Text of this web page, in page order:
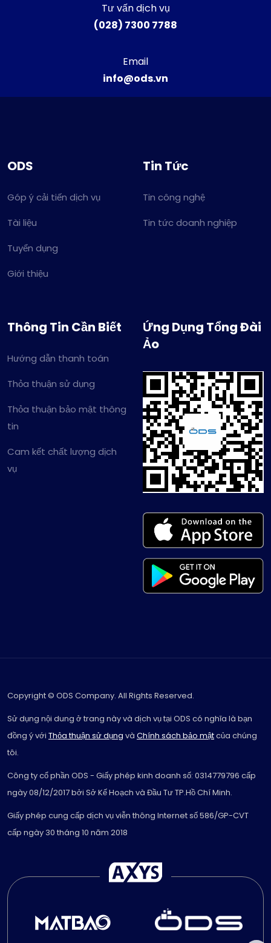
Tư vấn dịch vụ
(028) 7300 7788
Email
info@ods.vn
ODS
Góp ý cải tiến dịch vụ
Tài liệu
Tuyển dụng
Giới thiệu
Tin Tức
Tin công nghệ
Tin tức doanh nghiệp
Thông Tin Cần Biết
Hướng dẫn thanh toán
Thỏa thuận sử dụng
Thỏa thuận bảo mật thông
tin
Cam kết chất lượng dịch
vụ
Ứng Dụng Tổng Đài
Ảo
Copyright © ODS Company. All Rights Reserved.
Sử dụng nội dung ở trang này và dịch vụ tại ODS có nghĩa là bạn
đồng ý với Thỏa thuận sử dụng và Chính sách bảo mậtcủa chúng
tôi.
Công ty cổ phần ODS - Giấy phép kinh doanh số: 0314779796 cấp
ngày 08/12/2017 bởi Sở Kế Hoạch và Đầu Tư TP.Hồ Chí Minh.
Giấy phép cung cấp dịch vụ viễn thông Internet số 586/GP-CVT
cấp ngày 30 tháng 10 năm 2018